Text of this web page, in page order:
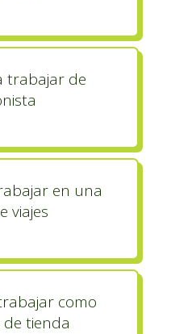
trabajar de
en una
viajes
como
tienda